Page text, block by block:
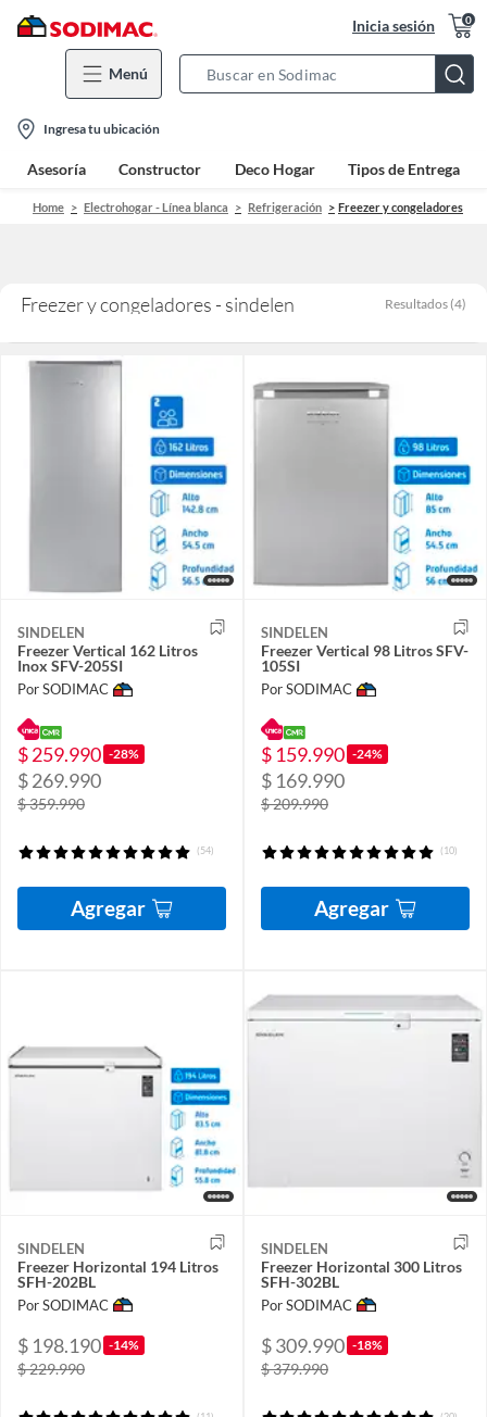
Inicia sesión 0
Menú
Bar
location-
icon
Ingresa tu ubicación
Asesoría Constructor Deco Hogar Tipos de Entrega
Home Electrohogar - Línea blanca Refrigeración Freezer y congeladores
Freezer y congeladores - sindelen Resultados (4)
SINDELEN
Freezer Vertical 162 Litros
Inox SFV-205SI
Por SODIMAC
$ 259.990 -28%
$ 269.990
$ 359.990
(54)
Agregar
SINDELEN
Freezer Vertical 98 Litros SFV-
105SI
Por SODIMAC
$ 159.990 -24%
$ 169.990
$ 209.990
(10)
Agregar
SINDELEN
Freezer Horizontal 194 Litros
SFH-202BL
Por SODIMAC
$ 198.190 -14%
$ 229.990
SINDELEN
Freezer Horizontal 300 Litros
SFH-302BL
Por SODIMAC
$ 309.990 -18%
$ 379.990